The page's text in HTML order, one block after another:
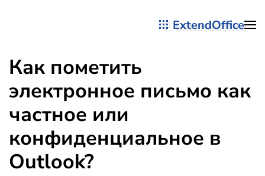
ExtendOffice
Как пометить
электронное письмо как
частное или
конфиденциальное в
Outlook?